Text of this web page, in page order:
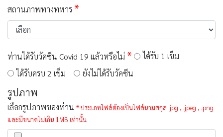
สถานภาพทางทหาร *
ท่านได้รับวัคซีน Covid 19 แล้วหรือไม่ *
ได้รับ 1 เข็ม
ได้รับครบ 2 เข็ม
ยังไม่ได้รับวัคซีน
รูปภาพ
เลือกรูปภาพของท่าน * ประเภทไฟล์ต้องเป็นไฟล์นามสกุล .jpg , .jpeg , .png
และมีขนาดไม่เกิน 1MB เท่านั้น